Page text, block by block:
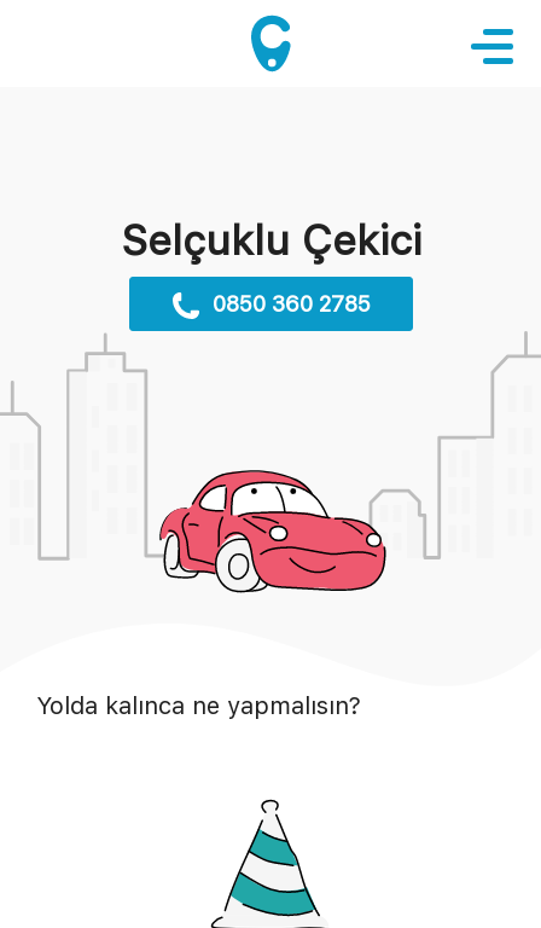
Selçuklu Çekici
0850 360 2785
Yolda kalınca ne yapmalısın?